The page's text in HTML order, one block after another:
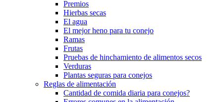
Premios
Hierbas secas
El agua
El mejor heno para tu conejo
Ramas
Frutas
Pruebas de hinchamiento de alimentos secos
Verduras
Plantas seguras para conejos
Reglas de alimentación
Cantidad de comida diaria para conejos?